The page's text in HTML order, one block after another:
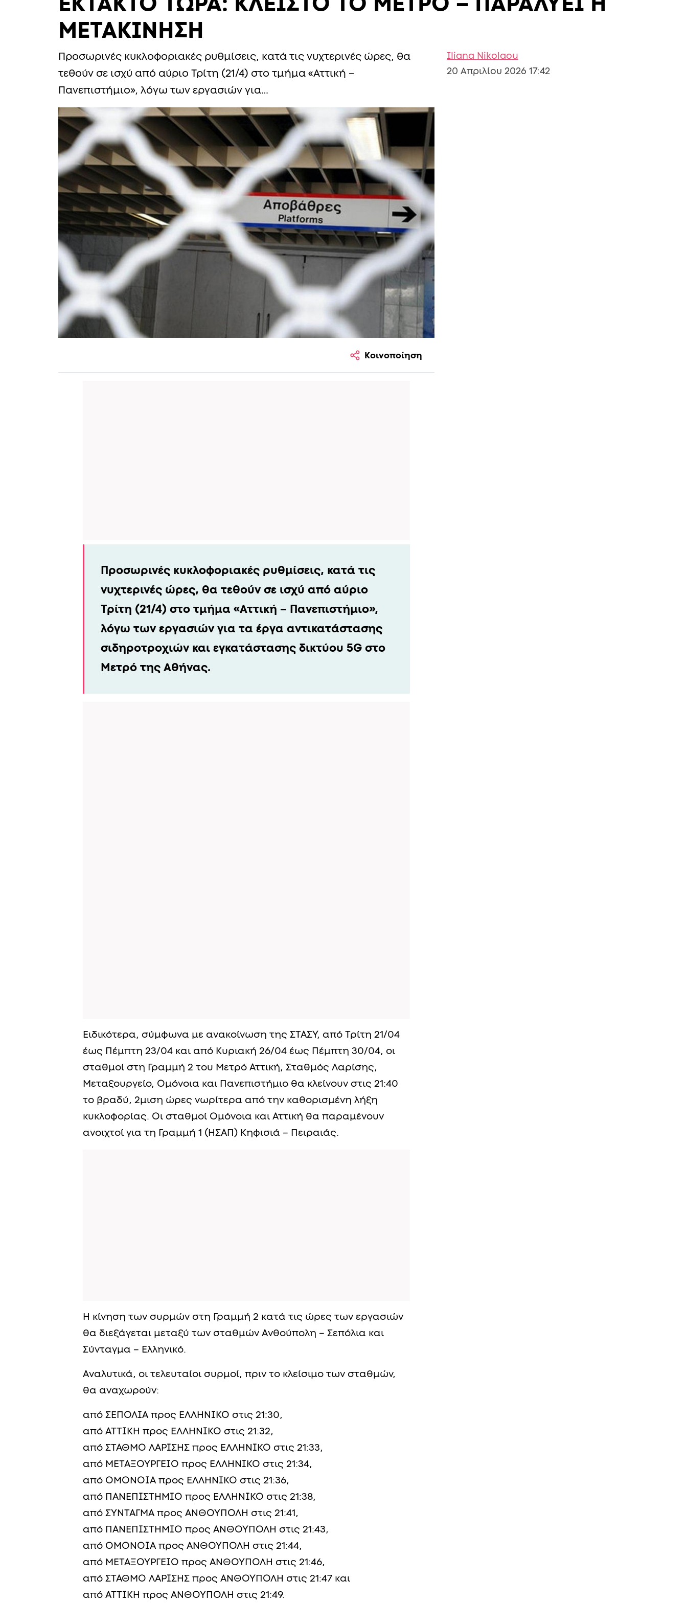
ΕΚΤΑΚΤΟ ΤΩΡΑ: ΚΛΕΙΣΤΟ ΤΟ ΜΕΤΡΟ – ΠΑΡΑΛΥΕΙ Η
ΜΕΤΑΚΙΝΗΣΗ
Προσωρινές κυκλοφοριακές ρυθμίσεις, κατά τις νυχτερινές ώρες, θα
τεθούν σε ισχύ από αύριο Τρίτη (21/4) στο τμήμα «Αττική –
Πανεπιστήμιο», λόγω των εργασιών για…
Iliana Nikolaou
20 Απριλίου 2026 17:42
Κοινοποίηση
Προσωρινές κυκλοφοριακές ρυθμίσεις, κατά τις
νυχτερινές ώρες, θα τεθούν σε ισχύ από αύριο
Τρίτη (21/4) στο τμήμα «Αττική – Πανεπιστήμιο»,
λόγω των εργασιών για τα έργα αντικατάστασης
σιδηροτροχιών και εγκατάστασης δικτύου 5G στο
Μετρό της Αθήνας.
Ειδικότερα, σύμφωνα με ανακοίνωση της ΣΤΑΣΥ, από Τρίτη 21/04
έως Πέμπτη 23/04 και από Κυριακή 26/04 έως Πέμπτη 30/04, οι
σταθμοί στη Γραμμή 2 του Μετρό Αττική, Σταθμός Λαρίσης,
Μεταξουργείο, Ομόνοια και Πανεπιστήμιο θα κλείνουν στις 21:40
το βραδύ, 2μιση ώρες νωρίτερα από την καθορισμένη λήξη
κυκλοφορίας. Οι σταθμοί Ομόνοια και Αττική θα παραμένουν
ανοιχτοί για τη Γραμμή 1 (ΗΣΑΠ) Κηφισιά – Πειραιάς.
Η κίνηση των συρμών στη Γραμμή 2 κατά τις ώρες των εργασιών
θα διεξάγεται μεταξύ των σταθμών Ανθούπολη – Σεπόλια και
Σύνταγμα – Ελληνικό.
Αναλυτικά, οι τελευταίοι συρμοί, πριν το κλείσιμο των σταθμών,
θα αναχωρούν:
από ΣΕΠΟΛΙΑ προς ΕΛΛΗΝΙΚΟ στις 21:30,
από ΑΤΤΙΚΗ προς ΕΛΛΗΝΙΚΟ στις 21:32,
από ΣΤΑΘΜΟ ΛΑΡΙΣΗΣ προς ΕΛΛΗΝΙΚΟ στις 21:33,
από ΜΕΤΑΞΟΥΡΓΕΙΟ προς ΕΛΛΗΝΙΚΟ στις 21:34,
από ΟΜΟΝΟΙΑ προς ΕΛΛΗΝΙΚΟ στις 21:36,
από ΠΑΝΕΠΙΣΤΗΜΙΟ προς ΕΛΛΗΝΙΚΟ στις 21:38,
από ΣΥΝΤΑΓΜΑ προς ΑΝΘΟΥΠΟΛΗ στις 21:41,
από ΠΑΝΕΠΙΣΤΗΜΙΟ προς ΑΝΘΟΥΠΟΛΗ στις 21:43,
από ΟΜΟΝΟΙΑ προς ΑΝΘΟΥΠΟΛΗ στις 21:44,
από ΜΕΤΑΞΟΥΡΓΕΙΟ προς ΑΝΘΟΥΠΟΛΗ στις 21:46,
από ΣΤΑΘΜΟ ΛΑΡΙΣΗΣ προς ΑΝΘΟΥΠΟΛΗ στις 21:47 και
από ΑΤΤΙΚΗ προς ΑΝΘΟΥΠΟΛΗ στις 21:49.